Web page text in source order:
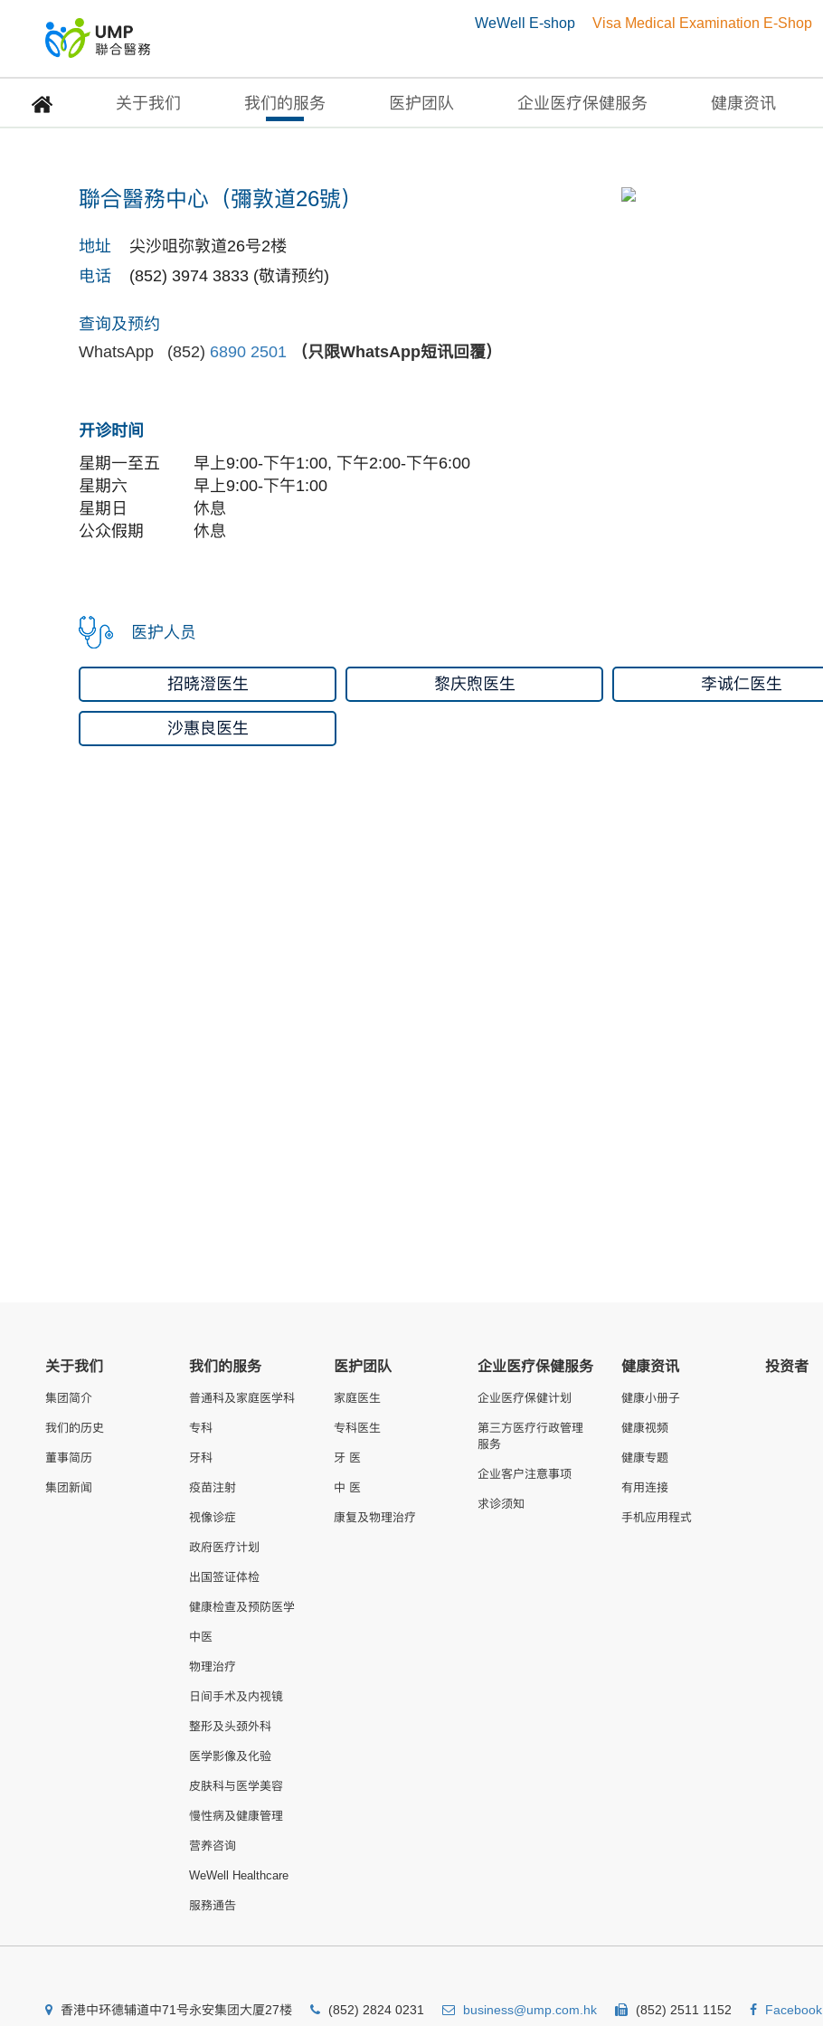
WeWell E-shop Visa Medical Examination E-Shop
关于我们 我们的服务 医护团队 企业医疗保健服务 健康资讯
聯合醫務中心（彌敦道26號）
聯合醫務中心（彌敦道26號）
地址
尖沙咀弥敦道26号2楼
电话
(852) 3974 3833 (敬请预约)
查询及预约
WhatsApp (852) 6890 2501 （只限WhatsApp短讯回覆）
开诊时间
星期一至五
早上9:00-下午1:00, 下午2:00-下午6:00
星期六
早上9:00-下午1:00
星期日
休息
公众假期
休息
医护人员
招晓澄医生 黎庆煦医生 李诚仁医生
沙惠良医生
关于我们
集团简介
我们的历史
董事简历
集团新闻
我们的服务
普通科及家庭医学科
专科
牙科
疫苗注射
视像诊症
政府医疗计划
出国签证体检
健康检查及预防医学
中医
物理治疗
日间手术及内视镜
整形及头颈外科
医学影像及化验
皮肤科与医学美容
慢性病及健康管理
营养咨询
WeWell Healthcare
服務通告
医护团队
家庭医生
专科医生
牙 医
中 医
康复及物理治疗
企业医疗保健服务
企业医疗保健计划
第三方医疗行政管理
服务
企业客户注意事项
求诊须知
健康资讯
健康小册子
健康视频
健康专题
有用连接
手机应用程式
投资者
香港中环德辅道中71号永安集团大厦27楼 (852) 2824 0231 business@ump.com.hk (852) 2511 1152 Facebook